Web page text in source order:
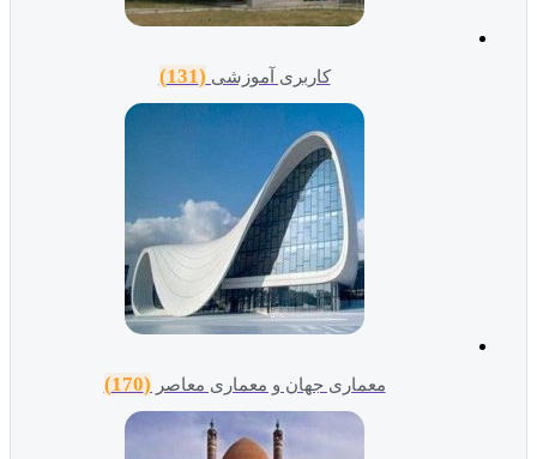
کاربری آموزشی (131)
معماری جهان و معماری معاصر(170)